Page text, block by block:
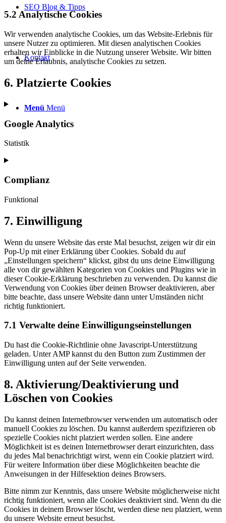
SEO Blog & Tipps
Kontakt
Menü Menü
5.2 Analytische Cookies
Wir verwenden analytische Cookies, um das Website-Erlebnis für
unsere Nutzer zu optimieren. Mit diesen analytischen Cookies
erhalten wir Einblicke in die Nutzung unserer Website. Wir bitten
um deine Erlaubnis, analytische Cookies zu setzen.
6. Platzierte Cookies
Google Analytics
Statistik
Consent
service
google-
analytics
Complianz
Funktional
Consent
to
complianz
7. Einwilligung
Wenn du unsere Website das erste Mal besuchst, zeigen wir dir ein
Pop-Up mit einer Erklärung über Cookies. Sobald du auf
„Einstellungen speichern“ klickst, gibst du uns deine Einwilligung
alle von dir gewählten Kategorien von Cookies und Plugins wie in
dieser Cookie-Erklärung beschrieben zu verwenden. Du kannst die
Verwendung von Cookies über deinen Browser deaktivieren, aber
bitte beachte, dass unsere Website dann unter Umständen nicht
richtig funktioniert.
7.1 Verwalte deine Einwilligungseinstellungen
Du hast die Cookie-Richtlinie ohne Javascript-Unterstützung
geladen. Unter AMP kannst du den Button zum Zustimmen der
Einwilligung unten auf der Seite verwenden.
8. Aktivierung/Deaktivierung und
Löschen von Cookies
Du kannst deinen Internetbrowser verwenden um automatisch oder
manuell Cookies zu löschen. Du kannst außerdem spezifizieren ob
spezielle Cookies nicht platziert werden sollen. Eine andere
Möglichkeit ist es deinen Internetbrowser derart einzurichten, dass
du jedes Mal benachrichtigt wirst, wenn ein Cookie platziert wird.
Für weitere Information über diese Möglichkeiten beachte die
Anweisungen in der Hilfesektion deines Browsers.
Bitte nimm zur Kenntnis, dass unsere Website möglicherweise nicht
richtig funktioniert, wenn alle Cookies deaktiviert sind. Wenn du die
Cookies in deinem Browser löscht, werden diese neu platziert, wenn
du unsere Website erneut besuchst.